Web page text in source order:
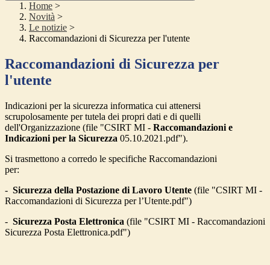
Home >
Novità >
Le notizie >
Raccomandazioni di Sicurezza per l'utente
Raccomandazioni di Sicurezza per
l'utente
Indicazioni per la sicurezza informatica cui attenersi
scrupolosamente per tutela dei propri dati e di quelli
dell'Organizzazione (file "CSIRT MI - Raccomandazioni e
Indicazioni per la Sicurezza 05.10.2021.pdf").
Si trasmettono a corredo le specifiche Raccomandazioni
per:
- Sicurezza della Postazione di Lavoro Utente (file "CSIRT MI -
Raccomandazioni di Sicurezza per l’Utente.pdf")
- Sicurezza Posta Elettronica (file "CSIRT MI - Raccomandazioni
Sicurezza Posta Elettronica.pdf")